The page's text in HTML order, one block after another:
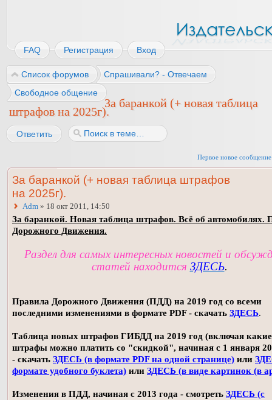
FAQ Регистрация Вход
Список форумов
Спрашивали? - Отвечаем
Свободное общение
За баранкой (+ новая таблица
штрафов на 2025г).
Ответить
Первое новое сообщение
За баранкой (+ новая таблица штрафов
на 2025г).
Adm » 18 окт 2011, 14:50
За баранкой. Новая таблица штрафов. Всё об автомобилях.
Дорожного Движения.
Раздел для самых интересных новостей и
статей находится ЗДЕСЬ.
Правила Дорожного Движения (ПДД) на 2019 год со всеми
последними изменениями в формате PDF - скачать ЗДЕСЬ.
Таблица новых штрафов ГИБДД на 2019 год (включая какие
штрафы можно платить со "скидкой", начиная с 1 января
- скачать ЗДЕСЬ (в формате PDF на одной странице) или
формате удобного буклета) или ЗДЕСЬ (в виде картинок (в
Изменения в ПДД, начиная с 2013 года - смотреть ЗДЕСЬ (с